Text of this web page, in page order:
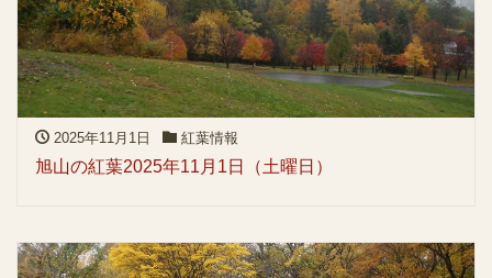
2025年11月1日 紅葉情報
旭山の紅葉2025年11月1日（土曜日）